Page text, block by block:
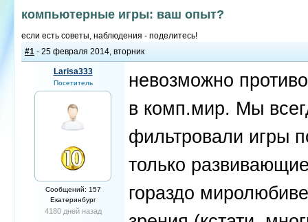
компьютерные игры: ваш опыт?
если есть советы, наблюдения - поделитесь!
#1 - 25 февраля 2014, вторник
Larisa333
Посетитель
Сообщений: 157
Екатеринбург
4180 дней назад
невозможно
в комп.мир. Мы
фильтровали игры
только
гораздо